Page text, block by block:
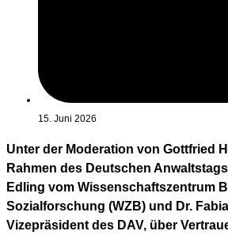
15. Juni 2026
Unter der Moderation von Gottfried
Rahmen des Deutschen
Edling vom Wissenschaftszentrum
Sozialforschung (WZB) und Dr.
Vizepräsident des DAV, über